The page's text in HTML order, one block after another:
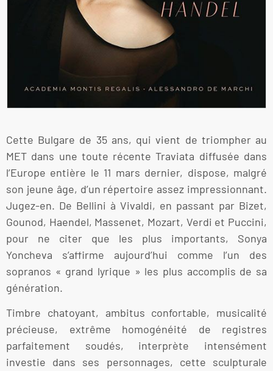
Cette Bulgare de 35 ans, qui vient de triompher au
MET dans une toute récente Traviata diffusée dans
l’Europe entière le 11 mars dernier, dispose, malgré
son jeune âge, d’un répertoire assez impressionnant.
Jugez-en. De Bellini à Vivaldi, en passant par Bizet,
Gounod, Haendel, Massenet, Mozart, Verdi et Puccini,
pour ne citer que les plus importants, Sonya
Yoncheva s’affirme aujourd’hui comme l’un des
sopranos « grand lyrique » les plus accomplis de sa
génération.
Timbre chatoyant, ambitus confortable, musicalité
précieuse, extrême homogénéité de registres
parfaitement soudés, interprète intensément
investie dans ses personnages, cette sculpturale